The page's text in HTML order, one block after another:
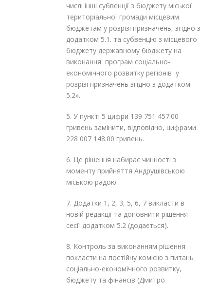
числі інші субвенції з бюджету міської
територіальної громади місцевим
бюджетам у розрізі призначень, згідно з
додатком 5.1. та субвенцію з місцевого
бюджету державному бюджету на
виконання програм соціально-
економічного розвитку регіонів у
розрізі призначень згідно з додатком
5.2».
5. У пункті 5 цифри 139 751 457.00
гривень замінити, відповідно, цифрами
228 007 148.00 гривень.
6. Це рішення набирає чинності з
моменту прийняття Андрушівською
міською радою.
7. Додатки 1, 2, 3, 5, 6, 7 викласти в
новій редакції та доповнити рішення
сесії додатком 5.2 (додається).
8. Контроль за виконанням рішення
покласти на постійну комісію з питань
соціально-економічного розвитку,
бюджету та фінансів (Дмитро